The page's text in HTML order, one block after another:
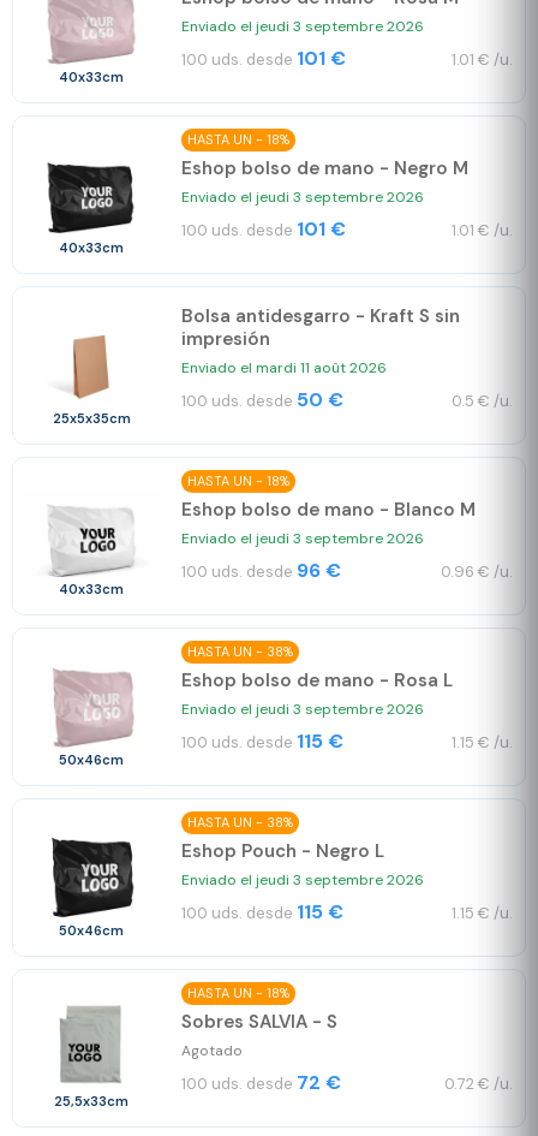
40x33cm
Enviado el jeudi 3 septembre 2026
100 uds. desde 101 € 1.01 € /u.
40x33cm
HASTA UN - 18%
Eshop bolso de mano - Negro M
Enviado el jeudi 3 septembre 2026
100 uds. desde 101 € 1.01 € /u.
25x5x35cm
Bolsa antidesgarro - Kraft S sin
impresión
Enviado el mardi 11 août 2026
100 uds. desde 50 € 0.5 € /u.
40x33cm
HASTA UN - 18%
Eshop bolso de mano - Blanco M
Enviado el jeudi 3 septembre 2026
100 uds. desde 96 € 0.96 € /u.
50x46cm
HASTA UN - 38%
Eshop bolso de mano - Rosa L
Enviado el jeudi 3 septembre 2026
100 uds. desde 115 € 1.15 € /u.
50x46cm
HASTA UN - 38%
Eshop Pouch - Negro L
Enviado el jeudi 3 septembre 2026
100 uds. desde 115 € 1.15 € /u.
25,5x33cm
HASTA UN - 18%
Sobres SALVIA - S
Agotado
100 uds. desde 72 € 0.72 € /u.